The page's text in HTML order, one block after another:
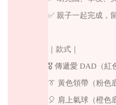
✅ 親子一起完成，
｜款式｜
🎖 傳遞愛 DAD（紅
👔 黃色領帶（粉色
🎈 肩上氣球（橙色